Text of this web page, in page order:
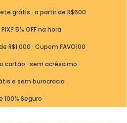
grátis · a partir de R$600
5% OFF na hora
R$1.000 · Cupom FAVO100
cartão · sem acréscimo
e sem burocracia
100% Seguro